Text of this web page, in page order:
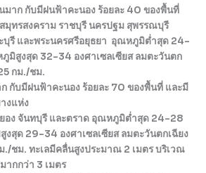
มาก กับมีฝนฟ้าคะนอง ร้อยละ 40 ของพื้นที่
มุทรสงคราม ราชบุรี นครปฐม สุพรรณบุรี
บุรี และพระนครศรีอยุธยา อุณหภูมิต่ำสุด 24-
มิสูงสุด 32-34 องศาเซลเซียส ลมตะวันตก
กม./ชม.
กับมีฝนฟ้าคะนอง ร้อยละ 70 ของพื้นที่ และมี
งแห่ง
อง จันทบุรี และตราด อุณหภูมิต่ำสุด 24-28
งสุด 29-34 องศาเซลเซียส ลมตะวันตกเฉียง
ชม. ทะเลมีคลื่นสูงประมาณ 2 เมตร บริเวณ
กกว่า 3 เมตร